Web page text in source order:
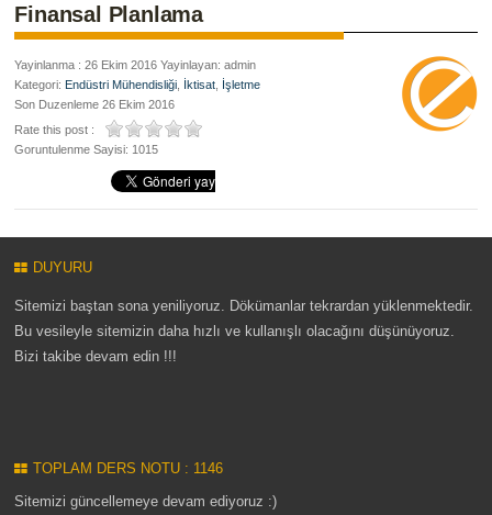
Finansal Planlama
Yayinlanma : 26 Ekim 2016 Yayinlayan: admin
Kategori: Endüstri Mühendisliği İktisat İşletme
Son Duzenleme 26 Ekim 2016
Rate this post :
Goruntulenme Sayisi: 1015
DUYURU
Sitemizi baştan sona yeniliyoruz. Dökümanlar tekrardan yüklenmektedir.
Bu vesileyle sitemizin daha hızlı ve kullanışlı olacağını düşünüyoruz.
Bizi takibe devam edin !!!
TOPLAM DERS NOTU : 1146
Sitemizi güncellemeye devam ediyoruz :)